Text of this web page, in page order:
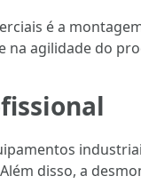
é a
na agilidade do
disso, a